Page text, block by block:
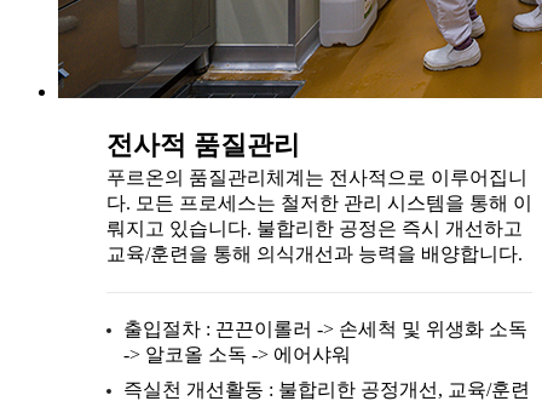
전사적 품질관리
푸르온의 품질관리체계는 전사적으로 이루어집니
다. 모든 프로세스는 철저한 관리 시스템을 통해 이
뤄지고 있습니다. 불합리한 공정은 즉시 개선하고
교육/훈련을 통해 의식개선과 능력을 배양합니다.
출입절차 : 끈끈이롤러 -> 손세척 및 위생화 소독
-> 알코올 소독 -> 에어샤워
즉실천 개선활동 : 불합리한 공정개선, 교육/훈련